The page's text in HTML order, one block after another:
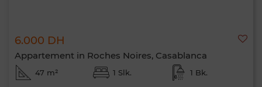
6.000 DH
Appartement in Roches Noires, Casablanca
47 m² 1 Slk. 1 Bk.